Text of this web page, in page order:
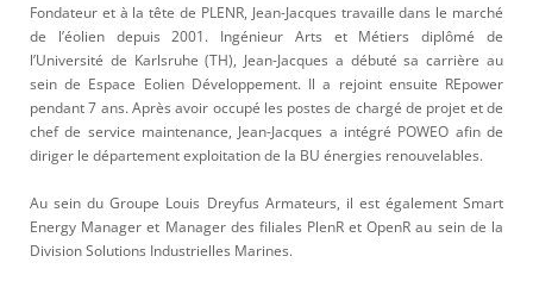
Fondateur et à la tête de PLENR, Jean-Jacques travaille dans le marché
de l’éolien depuis 2001. Ingénieur Arts et Métiers diplômé de
l’Université de Karlsruhe (TH), Jean-Jacques a débuté sa carrière au
sein de Espace Eolien Développement. Il a rejoint ensuite REpower
pendant 7 ans. Après avoir occupé les postes de chargé de projet et de
chef de service maintenance, Jean-Jacques a intégré POWEO afin de
diriger le département exploitation de la BU énergies renouvelables.
Au sein du Groupe Louis Dreyfus Armateurs, il est également Smart
Energy Manager et Manager des filiales PlenR et OpenR au sein de la
Division Solutions Industrielles Marines.